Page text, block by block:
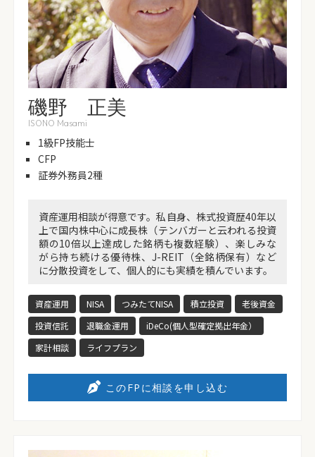
磯野 正美
ISONO Masami
1級FP技能士
CFP
証券外務員2種
資産運用相談が得意です。私自身、株式投資歴40年以
上で国内株中心に成長株（テンバガーと云われる投資
額の10倍以上達成した銘柄も複数経験）、楽しみな
がら持ち続ける優待株、J-REIT（全銘柄保有）など
に分散投資をして、個人的にも実績を積んでいます。
資産運用 NISA つみたてNISA 積立投資
老後資金
投資信託
退職金運用
iDeCo(個人型確定拠出年金）
家計相談
ライフプラン
このFPに相談を申し込む